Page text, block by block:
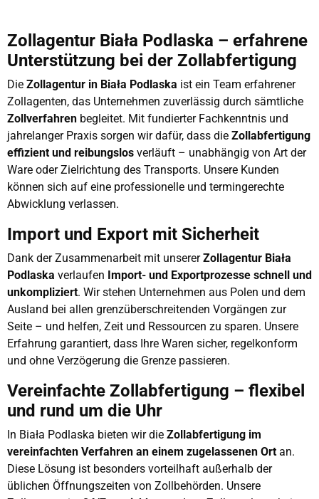
Zollagentur Biała Podlaska – erfahrene
Unterstützung bei der Zollabfertigung
Die Zollagentur in Biała Podlaska ist ein Team erfahrener
Zollagenten, das Unternehmen zuverlässig durch sämtliche
Zollverfahren begleitet. Mit fundierter Fachkenntnis und
jahrelanger Praxis sorgen wir dafür, dass die Zollabfertigung
effizient und reibungslos verläuft – unabhängig von Art der
Ware oder Zielrichtung des Transports. Unsere Kunden
können sich auf eine professionelle und termingerechte
Abwicklung verlassen.
Import und Export mit Sicherheit
Dank der Zusammenarbeit mit unsererZollagentur Biała
Podlaska verlaufen Import- und Exportprozesse schnell und
unkompliziert. Wir stehen Unternehmen aus Polen und dem
Ausland bei allen grenzüberschreitenden Vorgängen zur
Seite – und helfen, Zeit und Ressourcen zu sparen. Unsere
Erfahrung garantiert, dass Ihre Waren sicher, regelkonform
und ohne Verzögerung die Grenze passieren.
Vereinfachte Zollabfertigung – flexibel
und rund um die Uhr
In Biała Podlaska bieten wir die Zollabfertigung im
vereinfachten Verfahren an einem zugelassenen Ort an.
Diese Lösung ist besonders vorteilhaft außerhalb der
üblichen Öffnungszeiten von Zollbehörden. Unsere